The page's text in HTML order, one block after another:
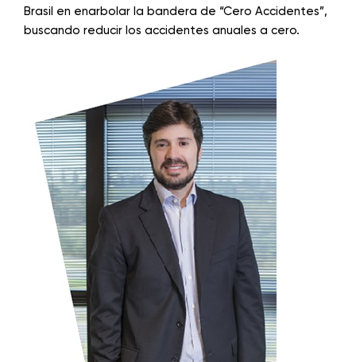
Brasil en enarbolar la bandera de “Cero Accidentes”,
buscando reducir los accidentes anuales a cero.